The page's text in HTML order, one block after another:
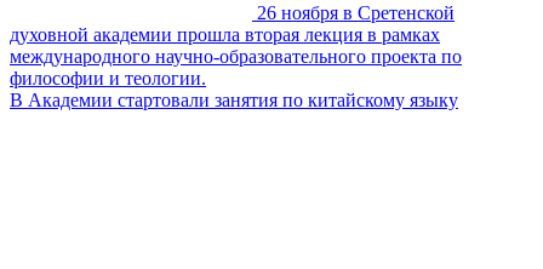
26 ноября в Сретенской
духовной академии прошла вторая лекция в рамках
международного научно-образовательного проекта по
философии и теологии.
В Академии стартовали занятия по китайскому языку